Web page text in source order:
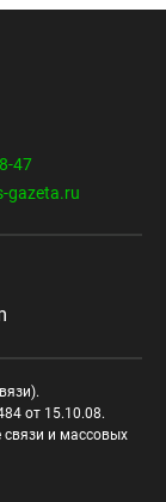
47
gazeta.ru
от 15.10.08.
и массовых